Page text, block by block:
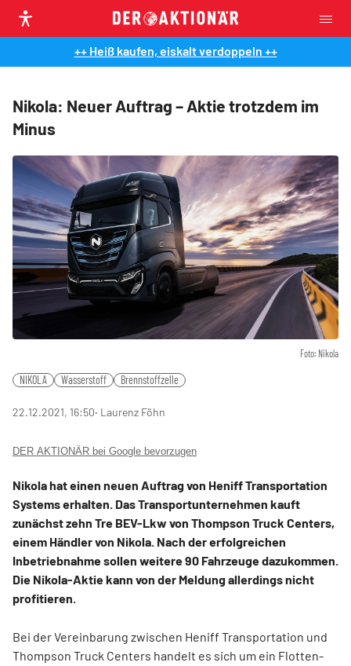
++ Heiß kaufen, eiskalt verdoppeln ++
Nikola: Neuer Auftrag – Aktie trotzdem im
Minus
Foto: Nikola
NIKOLA Wasserstoff Brennstoffzelle
22.12.2021, 16:50‧ Laurenz Föhn
DER AKTIONÄR bei Google bevorzugen
Nikola hat einen neuen Auftrag von Heniff Transportation
Systems erhalten. Das Transportunternehmen kauft
zunächst zehn Tre BEV-Lkw von Thompson Truck Centers,
einem Händler von Nikola. Nach der erfolgreichen
Inbetriebnahme sollen weitere 90 Fahrzeuge dazukommen.
Die Nikola-Aktie kann von der Meldung allerdings nicht
profitieren.
Bei der Vereinbarung zwischen Heniff Transportation und
Thompson Truck Centers handelt es sich um ein Flotten-